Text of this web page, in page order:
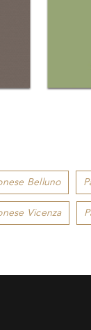
Belluno
Vicenza